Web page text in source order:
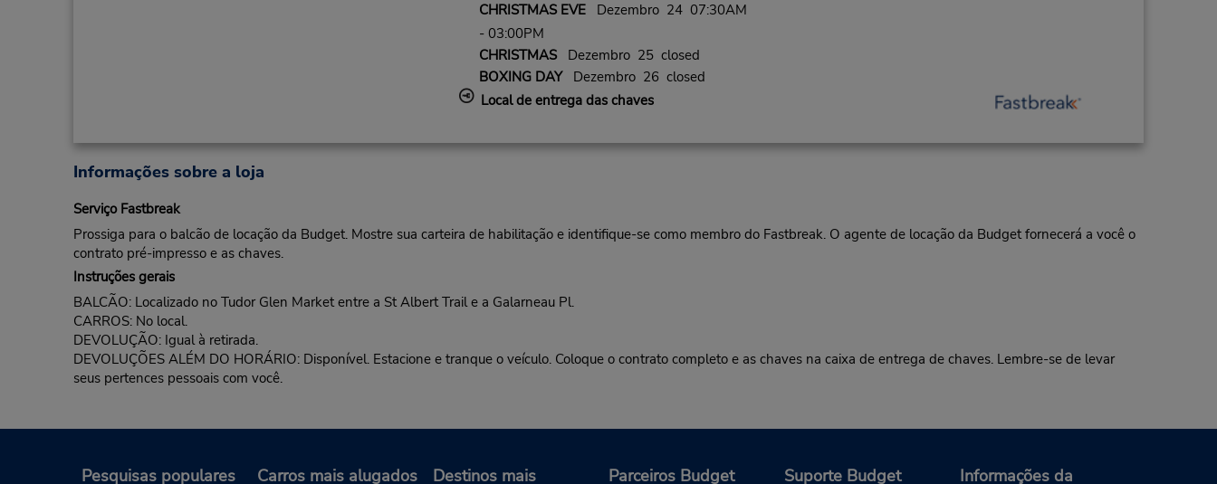
CHRISTMAS EVEDezembro 24 07:30AM
- 03:00PM
CHRISTMASDezembro 25 closed
BOXING DAYDezembro 26 closed
Local de entrega das chaves
Informações sobre a loja
Serviço Fastbreak
Prossiga para o balcão de locação da Budget. Mostre sua carteira de habilitação e identifique-se como membro do Fastbreak. O agente de locação da Budget fornecerá a você o
contrato pré-impresso e as chaves.
Instruções gerais
BALCÃO: Localizado no Tudor Glen Market entre a St Albert Trail e a Galarneau Pl.
CARROS: No local.
DEVOLUÇÃO: Igual à retirada.
DEVOLUÇÕES ALÉM DO HORÁRIO: Disponível. Estacione e tranque o veículo. Coloque o contrato completo e as chaves na caixa de entrega de chaves. Lembre-se de levar
seus pertences pessoais com você.
Pesquisas populares Carros mais alugados Destinos mais Parceiros Budget Suporte Budget Informações da